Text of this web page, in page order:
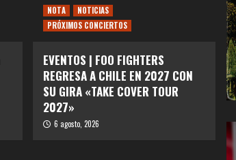
NOTA
NOTICIAS
PRÓXIMOS CONCIERTOS
EVENTOS | FOO FIGHTERS
REGRESA A CHILE EN 2027 CON
SU GIRA «TAKE COVER TOUR
2027»
6 agosto, 2026